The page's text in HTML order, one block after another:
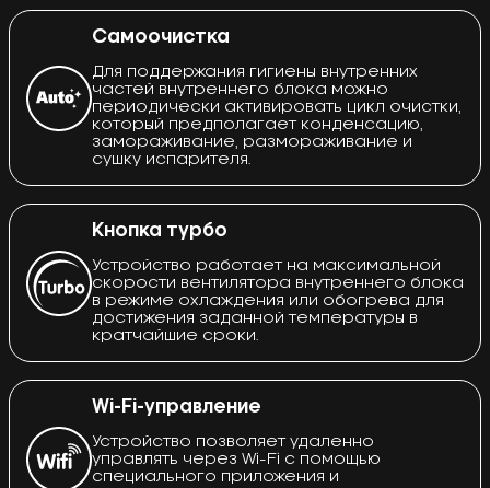
Самоочистка
Для поддержания гигиены внутренних
частей внутреннего блока можно
периодически активировать цикл очистки,
который предполагает конденсацию,
замораживание, размораживание и
сушку испарителя.
Кнопка турбо
Устройство работает на максимальной
скорости вентилятора внутреннего блока
в режиме охлаждения или обогрева для
достижения заданной температуры в
кратчайшие сроки.
Wi-Fi-управление
Устройство позволяет удаленно
управлять через Wi-Fi с помощью
специального приложения и